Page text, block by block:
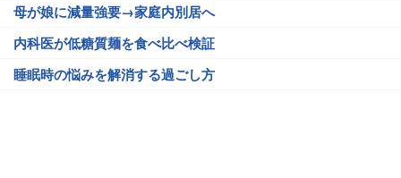
母が娘に減量強要→家庭内別居へ
内科医が低糖質麺を食べ比べ検証
睡眠時の悩みを解消する過ごし方